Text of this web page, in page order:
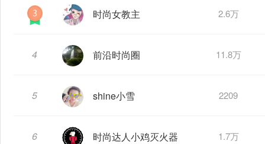
时尚女教主 2.6万
4 前沿时尚圈 11.8万
5 shine小雪 2209
6 时尚达人小鸡灭火器 1.7万